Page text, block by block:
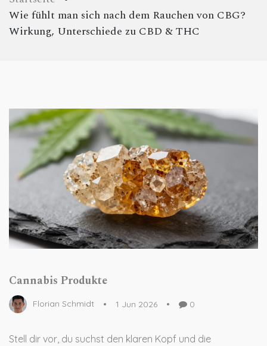
Wie fühlt man sich nach dem Rauchen von CBG?
Wirkung, Unterschiede zu CBD & THC
Cannabis Produkte
Florian Schmidt 1 Jun 2026 0
Stell dir vor, du suchst den klaren Kopf und die